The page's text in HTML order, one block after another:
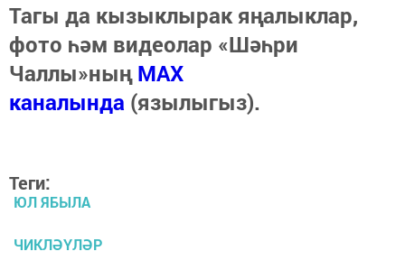
Тагы да кызыклырак яңалыклар,
фото һәм видеолар «Шәһри
Чаллы»ныңMAX
каналында (язылыгыз).
Теги:
ЮЛ ЯБЫЛА
ЧИКЛӘҮЛӘР